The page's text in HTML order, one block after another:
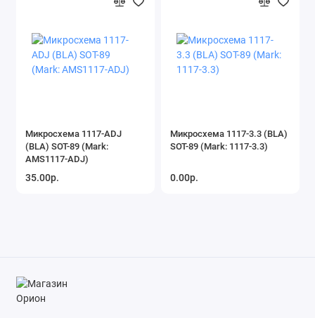
Микросхема 1117-ADJ
(BLA) SOT-89 (Mark:
AMS1117-ADJ)
35.00р.
Микросхема 1117-3.3 (BLA)
SOT-89 (Mark: 1117-3.3)
0.00р.